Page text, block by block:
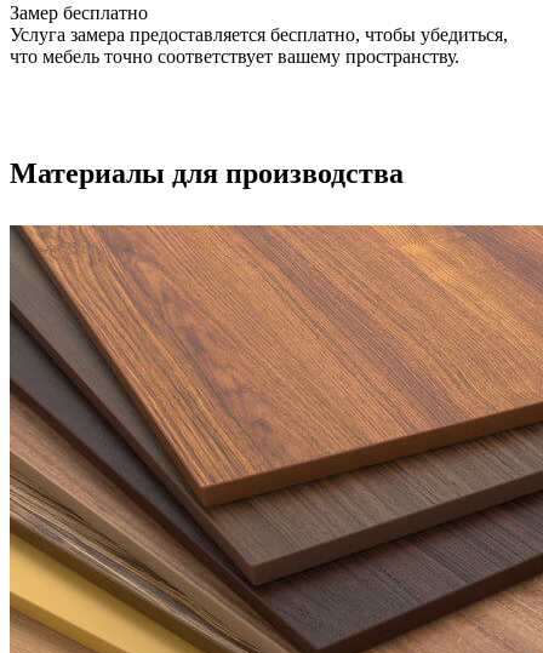
Замер бесплатно
Услуга замера предоставляется бесплатно, чтобы убедиться,
что мебель точно соответствует вашему пространству.
Материалы для производства